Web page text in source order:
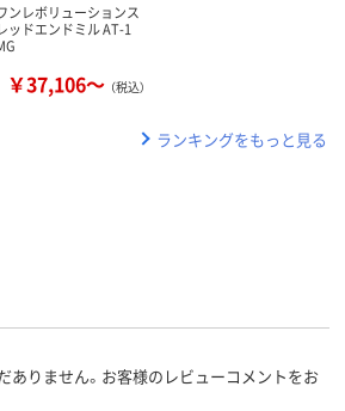
ンレボリューションス
ッドエンドミル AT-1
￥37,106～ （税込）
ランキングをもっと見る
ありません。お客様のレビューコメントをお